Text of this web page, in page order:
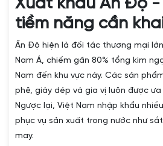
Xuất khẩu Ấn Độ
tiềm năng cần
Ấn Độ hiện là đối tác thương mại
Nam Á, chiếm gần 80% tổng kim
Nam đến khu vực này. Các sản
phê, giày dép và gia vị luôn được
Ngược lại, Việt Nam nhập khẩu
phục vụ sản xuất trong nước như
may.